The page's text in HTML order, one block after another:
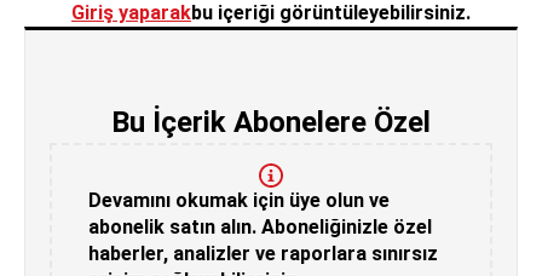
Giriş yaparakbu içeriği görüntüleyebilirsiniz.
Bu İçerik Abonelere Özel
Devamını okumak için üye olun ve
abonelik satın alın. Aboneliğinizle özel
haberler, analizler ve raporlara sınırsız